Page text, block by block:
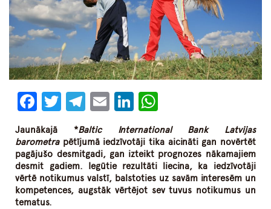
Facebook
Twitter
Telegram
EmailLinkedIn
Jaunākajā *Baltic International Bank Latvijas
barometrapētījumā iedzīvotāji tika aicināti gan novērtēt
pagājušo desmitgadi, gan izteikt prognozes nākamajiem
desmit gadiem. Iegūtie rezultāti liecina, ka iedzīvotāji
vērtē notikumus valstī, balstoties uz savām interesēm un
kompetences, augstāk vērtējot sev tuvus notikumus un
tematus.